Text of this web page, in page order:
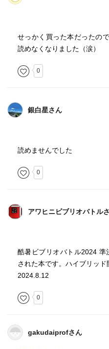
せっかく買った本だったの
読めなくなりました（涙）
0
銀白星さん
読めませんでした
0
アワヒニビブリオバトル
酷暑ビブリオバトル2024
された本です。ハイブリッド
2024.8.12
0
gakudaiprofさん